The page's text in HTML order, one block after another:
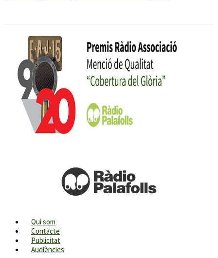
Qui som
Contacte
Publicitat
Audiències